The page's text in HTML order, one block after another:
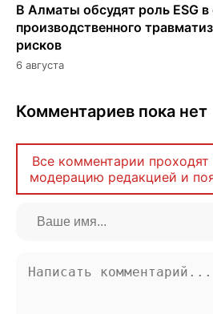
В Алматы обсудят роль ESG
производственного
рисков
6 августа
Комментариев пока нет
Все комментарии
модерацию редакцией и